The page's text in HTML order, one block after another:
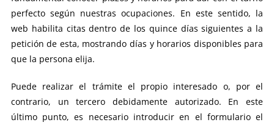
perfecto según nuestras ocupaciones. En este sentido, la
web habilita citas dentro de los quince días siguientes a la
petición de esta, mostrando días y horarios disponibles para
que la persona elija.
Puede realizar el trámite el propio interesado o, por el
contrario, un tercero debidamente autorizado. En este
último punto, es necesario introducir en el formulario el